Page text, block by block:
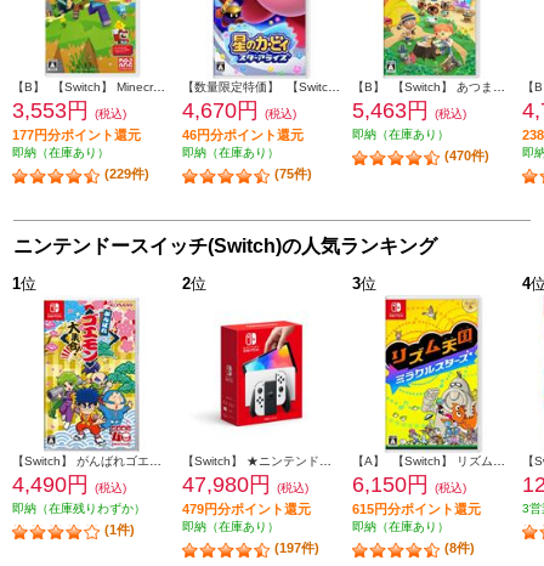
【B】 【Switch】 Minecraft（マインクラフト）
3,553円 (税込)
177円分ポイント還元
即納（在庫あり）
(229件)
4,670円 (税込)
46円分ポイント還元
即納（在庫あり）
(75件)
5,463円
(税込)
即納（在庫あり）
(470件) 即
ニンテンドースイッチ(Switch)の人気ランキング
1位
4,490円
(税込)
即納（在庫残りわずか）
(1件)
2位
47,980円 (税込)
479円分ポイント還元
即納（在庫あり）
(197件)
3位
6,150円 (税込)
615円分ポイント還元
即納（在庫あり）
(8件)
4
3営